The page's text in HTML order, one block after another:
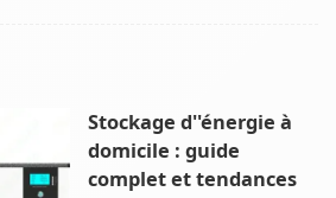
Stockage d''énergie à
domicile : guide
complet et tendances